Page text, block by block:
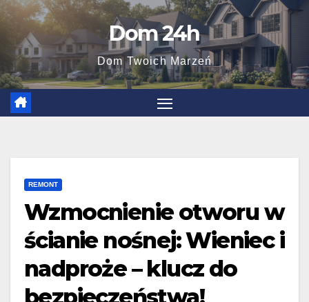
Skip
content
Dom 24h
Dom Twoich Marzeń
REMONT
Wzmocnienie otworu w
ścianie nośnej: Wieniec i
nadproże – klucz do